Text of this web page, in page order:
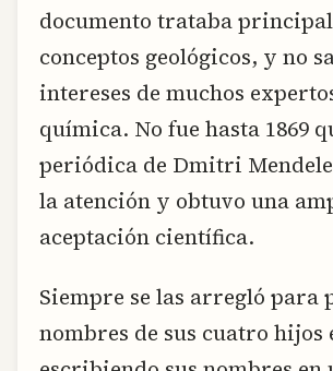
documento trataba
conceptos geológicos, y no
intereses de muchos
química. No fue hasta 1869
periódica de Dmitri
la atención y obtuvo una
aceptación científica.
Siempre se las arregló para
nombres de sus cuatro hijos